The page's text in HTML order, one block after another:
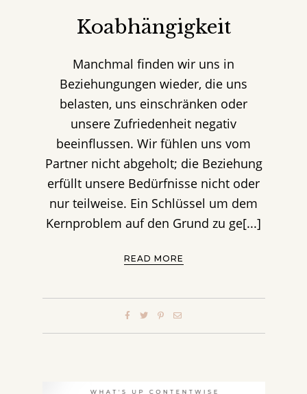
Koabhängigkeit
Manchmal finden wir uns in
Beziehungungen wieder, die uns
belasten, uns einschränken oder
unsere Zufriedenheit negativ
beeinflussen. Wir fühlen uns vom
Partner nicht abgeholt; die Beziehung
erfüllt unsere Bedürfnisse nicht oder
nur teilweise. Ein Schlüssel um dem
Kernproblem auf den Grund zu ge[...]
READ MORE